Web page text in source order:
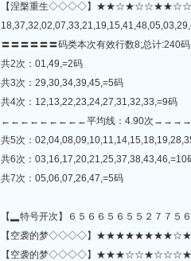
【涅槃重生◇◇◇◇】
〓〓〓〓〓〓码类本次有效行数8;总计:240
共2次：01,49,=2码
共3次：29,30,34,39,45,=5码
共4次：12,13,22,23,24,27,31,32,33,=9码
←←←←←←←←←平均线：4.90次
共5次：
共6次：03,16,17,20,21,25,37,38,43,46,=10
共7次：05,06,07,26,47,=5码
【▂特号开次】６５６６５６５５２７７５
【空袭的梦◇◇◇◇】
【空袭的梦◇◇◇◇】